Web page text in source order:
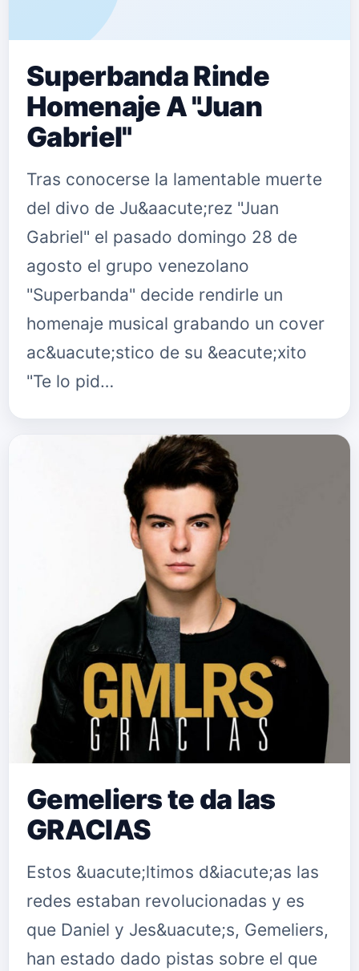
Superbanda Rinde
Homenaje A "Juan
Gabriel"
Tras conocerse la lamentable muerte
del divo de Ju&aacute;rez "Juan
Gabriel" el pasado domingo 28 de
agosto el grupo venezolano
"Superbanda" decide rendirle un
homenaje musical grabando un cover
ac&uacute;stico de su &eacute;xito
"Te lo pid…
Gemeliers te da las
GRACIAS
Estos &uacute;ltimos d&iacute;as las
redes estaban revolucionadas y es
que Daniel y Jes&uacute;s, Gemeliers,
han estado dado pistas sobre el que